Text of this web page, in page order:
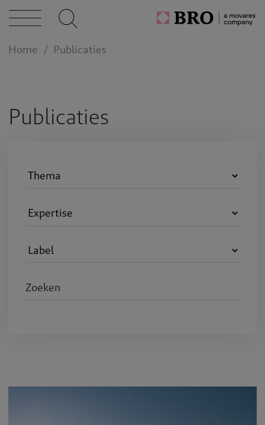
bij
Home Publicaties
Publicaties